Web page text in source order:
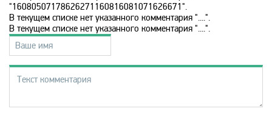
Galaxy TV
Gulli
History
"16080507178626271160816081071626671".
В текущем списке нет указанного комментария "....".
В текущем списке нет указанного комментария "....".